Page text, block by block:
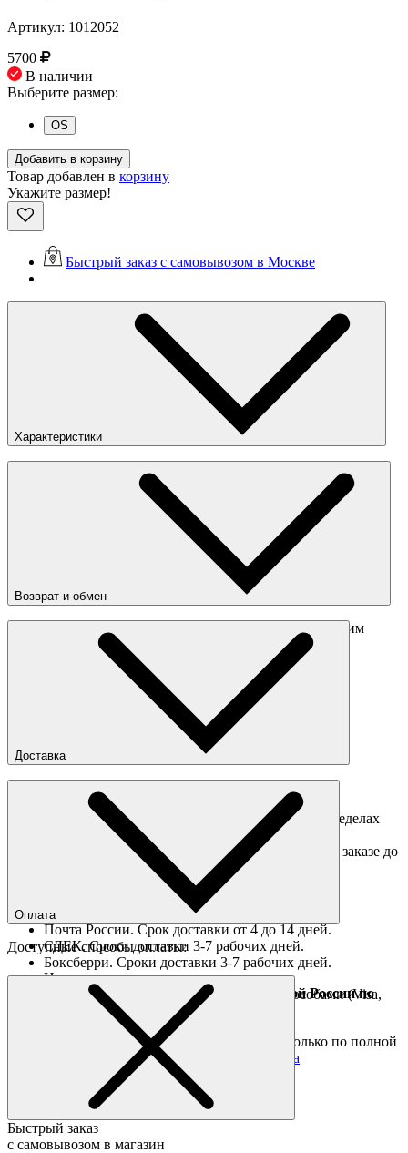
Артикул: 1012052
5700
В наличии
Выберите размер:
OS
Добавить в корзину
Товар добавлен в корзину
Укажите размер!
Быстрый заказ с самовывозом в Москве
Характеристики
Возврат и обмен
Перед отправкой обмена обязательно свяжитесь с нашим
obmen@sneakerhead.ru
Подробные правила возврата товара
Доставка
Доставка по Москве
Доставка курьером в интервал 13:00-20:00 в пределах
МКАД 350 руб.
Доставка "день в день" в пределах МКАД (при заказе до
Ориентировочные сроки доставки по России
Почта России. Срок доставки от 4 до 14 дней.
СДЕК. Сроки доставки 3-7 рабочих дней.
Боксберри. Сроки доставки 3-7 рабочих дней.
Доставка за границу осуществляется Почтой России по
полной предоплате
Подробные условия
Оплата
Доступные способы оплаты:
Наличными при получении
Оплата он-лайн всеми популярными способами (Visa,
Mastercard и тд.)
Товары со скидкой отправляются по России только по полной
предоплате. Все подробности в разделе
оплата
Быстрый заказ
с самовывозом в магазин